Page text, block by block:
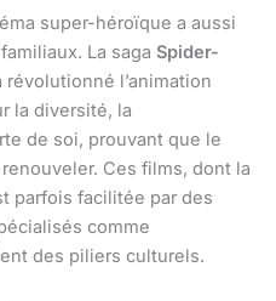
super-héroïque a aussi
La saga Spider-
révolutionné l’animation
la diversité, la
de soi, prouvant que le
Ces films, dont la
parfois facilitée par des
comme
des piliers culturels.